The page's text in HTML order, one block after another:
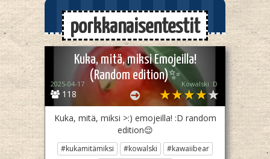
porkkanaisentestit
Kuka, mitä, miksi Emojeilla!
(Random edition)✨️
118
2025-04-17 Kowalski :D
Kuka, mitä, miksi >:) emojeilla! :D random
edition😌
#kukamitämiksi #kowalski
#kawaiibear